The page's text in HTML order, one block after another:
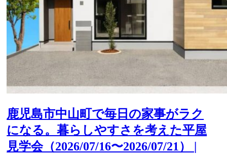
鹿児島市中山町で毎日の家事がラク
になる。暮らしやすさを考えた平屋
見学会（2026/07/16〜2026/07/21） |